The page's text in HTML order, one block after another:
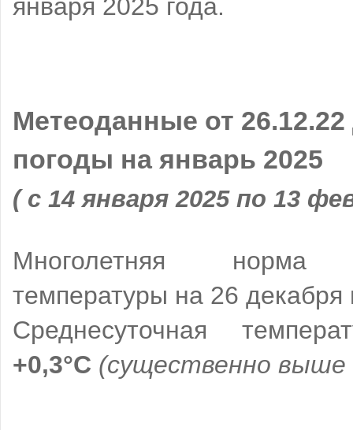
января 2025 года.
Метеоданные от
погоды на январь 2025
( с 14 января 2025 по 13
Многолетняя норма
температуры на 26
Среднесуточная
+0,3°C (существенно